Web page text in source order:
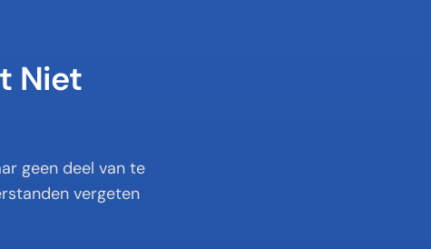
Niet
geen deel van te
vergeten